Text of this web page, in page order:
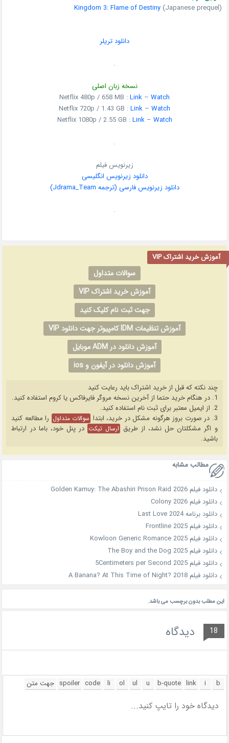
Kingdom 3: Flame of Destiny(Japanese prequel)
دانلود تریلر
.
نسخه زبان اصلی
Netflix 480p / 658 MB :Link – Watch
Netflix 720p / 1.43 GB :Link – Watch
Netflix 1080p / 2.55 GB :Link– Watch
.
زیرنویس فیلم
دانلود زیرنویس انگلیسی
دانلود زیرنویس فارسی (ترجمه Jdrama_Team)
.
آموزش خرید اشتراک VIP
سوالات متداول
آموزش خرید اشتراک VIP
جهت ثبت نام کلیک کنید
آموزش تنظیمات IDM کامپیوتر جهت دانلود VIP
آموزش دانلود در ADM موبایل
آموزش دانلود در آیفون و ios
چند نکته که قبل از خرید اشتراک باید رعایت کنید
1. در هنگام خرید حتما از آخرین نسخه مروگر فایرفاکس یا کروم استفاده کنید.
2. از ایمیل معتبر برای ثبت نام استفاده کنید.
3. در صورت بروز هرگونه مشکل در خرید، ابتدا
سوالات متداول را مطالعه کنید
و اگر مشکلتان حل نشد، از طریق ارسال تیکت در پنل خود، باما در ارتباط
باشید.
مطالب مشابه
دانلود فیلم Golden Kamuy: The Abashiri Prison Raid 2026
دانلود فیلم Colony 2026
دانلود برنامه Last Love 2024
دانلود فیلم Frontline 2025
دانلود فیلم Kowloon Generic Romance 2025
دانلود فیلم The Boy and the Dog 2025
دانلود فیلم 5Centimeters per Second 2025
دانلود فیلم A Banana? At This Time of Night? 2018
این مطلب بدون برچسب می باشد.
18 دیدگاه